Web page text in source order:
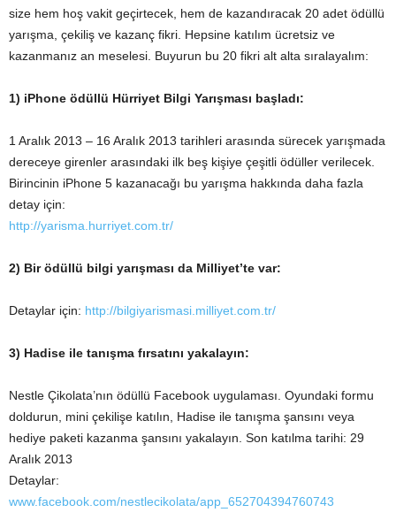
size hem hoş vakit geçirtecek, hem de kazandıracak 20 adet ödüllü
yarışma, çekiliş ve kazanç fikri. Hepsine katılım ücretsiz ve
kazanmanız an meselesi. Buyurun bu 20 fikri alt alta sıralayalım:
1) iPhone ödüllü Hürriyet Bilgi Yarışması başladı:
1 Aralık 2013 – 16 Aralık 2013 tarihleri arasında sürecek yarışmada
dereceye girenler arasındaki ilk beş kişiye çeşitli ödüller verilecek.
Birincinin iPhone 5 kazanacağı bu yarışma hakkında daha fazla
detay için:
http://yarisma.hurriyet.com.tr/
2) Bir ödüllü bilgi yarışması da Milliyet’te var:
Detaylar için: http://bilgiyarismasi.milliyet.com.tr/
3) Hadise ile tanışma fırsatını yakalayın:
Nestle Çikolata’nın ödüllü Facebook uygulaması. Oyundaki formu
doldurun, mini çekilişe katılın, Hadise ile tanışma şansını veya
hediye paketi kazanma şansını yakalayın. Son katılma tarihi: 29
Aralık 2013
Detaylar:
www.facebook.com/nestlecikolata/app_652704394760743